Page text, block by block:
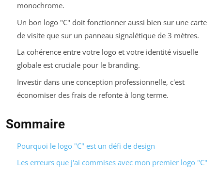
monochrome.
Un bon logo "C" doit fonctionner aussi bien sur une carte
de visite que sur un panneau signalétique de 3 mètres.
La cohérence entre votre logo et votre identité visuelle
globale est cruciale pour le branding.
Investir dans une conception professionnelle, c'est
économiser des frais de refonte à long terme.
Sommaire
Pourquoi le logo "C" est un défi de design
Les erreurs que j'ai commises avec mon premier logo "C"